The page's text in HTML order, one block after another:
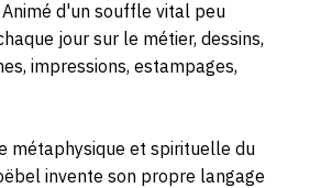
d'un souffle vital peu
jour sur le métier, dessins,
impressions, estampages,
métaphysique et spirituelle du
invente son propre langage